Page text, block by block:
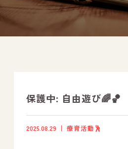
採用情報
自己評価表
社内行事
保護中: 自由遊び🌈🏀
2025.08.29 療育活動🕺